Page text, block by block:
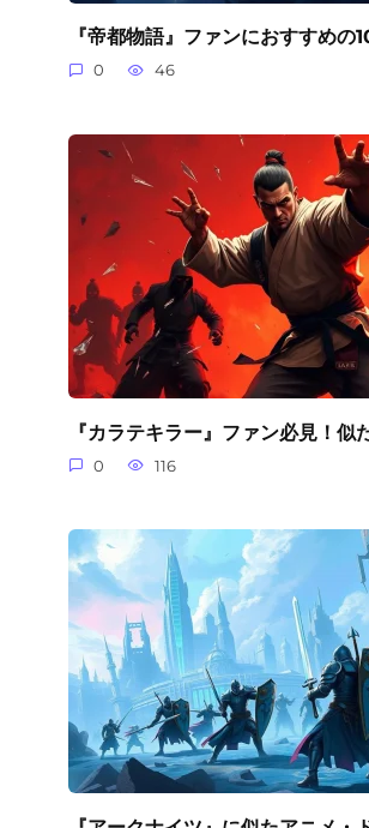
『帝都物語』ファンにおすすめの
0 46
『カラテキラー』ファン必見！似
0 116